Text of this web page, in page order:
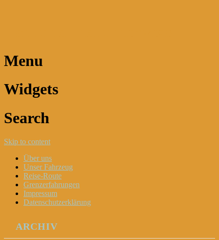
Menu
Widgets
Search
Skip to content
Über uns
Unser Fahrzeug
Reise-Route
Grenzerfahrungen
Impressum
Datenschutzerklärung
ARCHIV